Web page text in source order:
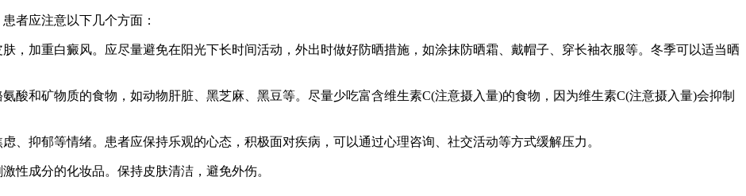
者应注意以下几个方面：
，加重白癜风。应尽量避免在阳光下长时间活动，外出时做好防晒措施，如涂抹防晒霜、戴帽子、穿长袖衣服等。冬季可以适当晒
酸和矿物质的食物，如动物肝脏、黑芝麻、黑豆等。尽量少吃富含维生素C(注意摄入量)的食物，因为维生素C(注意摄入量)会抑制
、抑郁等情绪。患者应保持乐观的心态，积极面对疾病，可以通过心理咨询、社交活动等方式缓解压力。
性成分的化妆品。保持皮肤清洁，避免外伤。